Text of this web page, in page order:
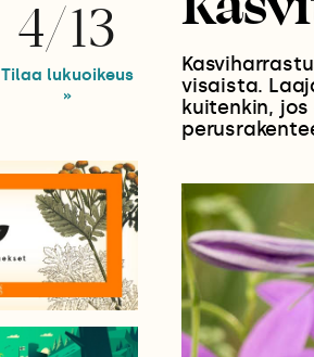
4/13
Tilaa lukuoikeus
»
visaista.
kuitenkin,